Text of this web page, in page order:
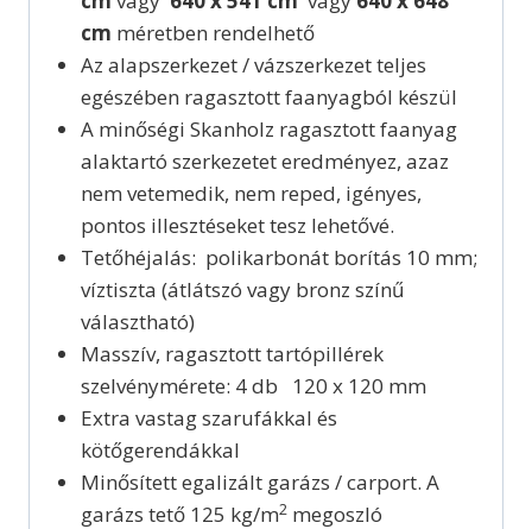
cm méretben rendelhető
Az alapszerkezet / vázszerkezet teljes
egészében ragasztott faanyagból készül
A minőségi Skanholz ragasztott faanyag
alaktartó szerkezetet eredményez, azaz
nem vetemedik, nem reped, igényes,
pontos illesztéseket tesz lehetővé.
Tetőhéjalás: polikarbonát borítás 10 mm;
víztiszta (átlátszó vagy bronz színű
választható)
Masszív, ragasztott tartópillérek
szelvénymérete: 4 db 120 x 120 mm
Extra vastag szarufákkal és
kötőgerendákkal
Minősített egalizált garázs / carport. A
garázs tető 125 kg/m2megoszló